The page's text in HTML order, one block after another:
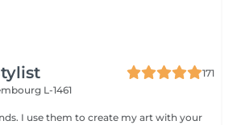
171
L-1461
I use them to create my art with your